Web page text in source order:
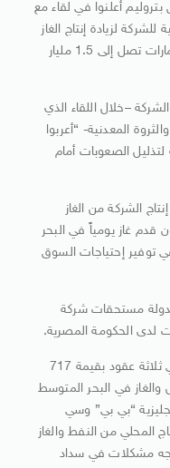
أعلنوا في لقاء مع
لزيادة إنتاج الغاز
خلال النصف الثاني من عام 2014 باستثمارات تصل إلى 1.5 مليار
–خلال اللقاء الذي
المعدنية- “أعربوا
الصعوبات أمام
الشركة من الغاز
ليصل إلى نحو 500 مليون قدم غاز يومياً في البحر
توفير إحتياجات السوق
جدولة مستحقات شركة
لدى الحكومة المصرية.
كانت مصر وقعت في شهر مارس الماضي ثلاثة عقود بقيمة 717
والغاز في البحر المتوسط
“بي بي” وسي
المحلي من النفط والغاز
مشكلات في سداد